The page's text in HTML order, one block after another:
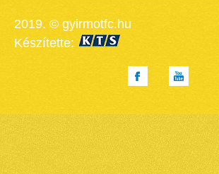
2019. © gyirmotfc.hu
Készítette: